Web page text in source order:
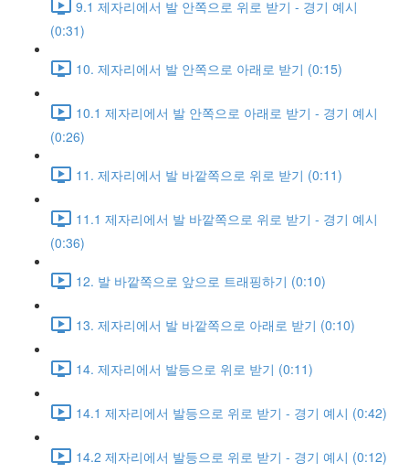
9.1 제자리에서 발 안쪽으로 위로 받기 - 경기 예시
(0:31)
10. 제자리에서 발 안쪽으로 아래로 받기 (0:15)
10.1 제자리에서 발 안쪽으로 아래로 받기 - 경기 예시
(0:26)
11. 제자리에서 발 바깥쪽으로 위로 받기 (0:11)
11.1 제자리에서 발 바깥쪽으로 위로 받기 - 경기 예시
(0:36)
12. 발 바깥쪽으로 앞으로 트래핑하기 (0:10)
13. 제자리에서 발 바깥쪽으로 아래로 받기 (0:10)
14. 제자리에서 발등으로 위로 받기 (0:11)
14.1 제자리에서 발등으로 위로 받기 - 경기 예시 (0:42)
14.2 제자리에서 발등으로 위로 받기 - 경기 예시 (0:12)